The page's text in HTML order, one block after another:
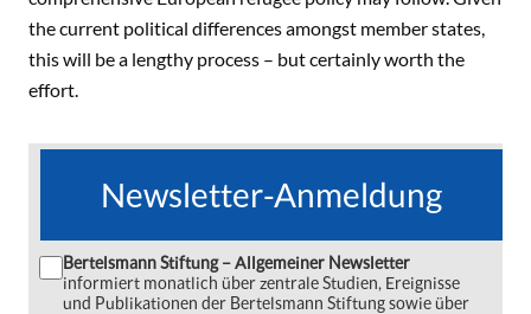
the current political differences amongst member states,
this will be a lengthy process – but certainly worth the
effort.
Newsletter-Anmeldung
Bertelsmann Stiftung – Allgemeiner Newsletter
informiert monatlich über zentrale Studien, Ereignisse
und Publikationen der Bertelsmann Stiftung sowie über